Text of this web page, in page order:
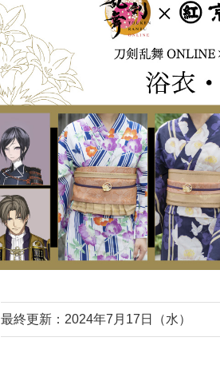
最終更新：2024年7月17日（水）